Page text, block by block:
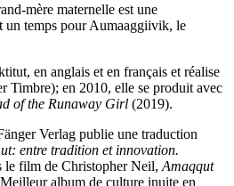
mère maternelle est une
un temps pour Aumaaggiivik, le
en anglais et en français et réalise
Timbre); en 2010, elle se produit avec
of the Runaway Girl (2019).
Verlag publie une traduction
entre tradition et innovation.
le film de Christopher Neil, Amaqqut
album de culture inuite en